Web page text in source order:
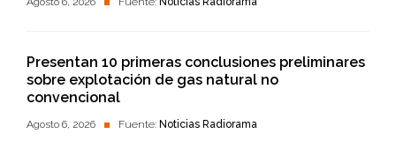
Presentan 10 primeras conclusiones preliminares
sobre explotación de gas natural no
convencional
Agosto 6, 2026 Fuente: Noticias Radiorama